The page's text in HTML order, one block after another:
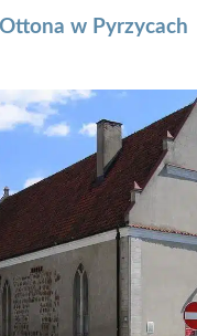
w Pyrzycach